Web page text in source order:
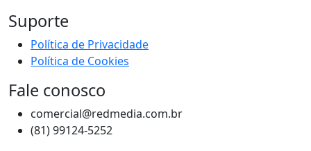
Suporte
Política de Privacidade
Política de Cookies
Fale conosco
comercial@redmedia.com.br
(81) 99124-5252